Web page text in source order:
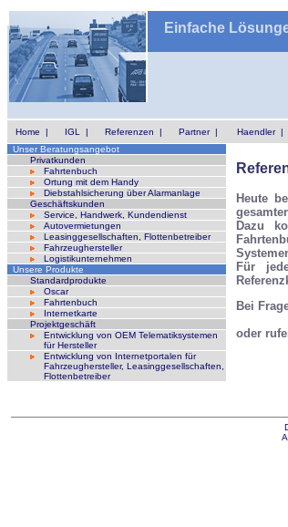
Einfache
Home | IGL | Referenzen | Partner| Haendler|
Unser Beratungsangebot
Privatkunden
Fahrtenbuch
Ortung mit dem Handy
Diebstahlsicherung über Alarmanlage
Geschäftskunden
Service, Handwerk, Kundendienst
Autovermietungen
Leasinggesellschaften, Flottenbetreiber
Fahrzeughersteller
Logistikunternehmen
Unsere Produkte
Standardprodukte
Oscar
Fahrtenbuch
Internetkarte
Projektgeschäft
Entwicklung von OEM Telematiksystemen
für Hersteller
Entwicklung von Internetportalen für
Fahrzeughersteller, Leasinggesellschaften,
Flottenbetreiber
Heute
Dazu
Für
Bei
oder